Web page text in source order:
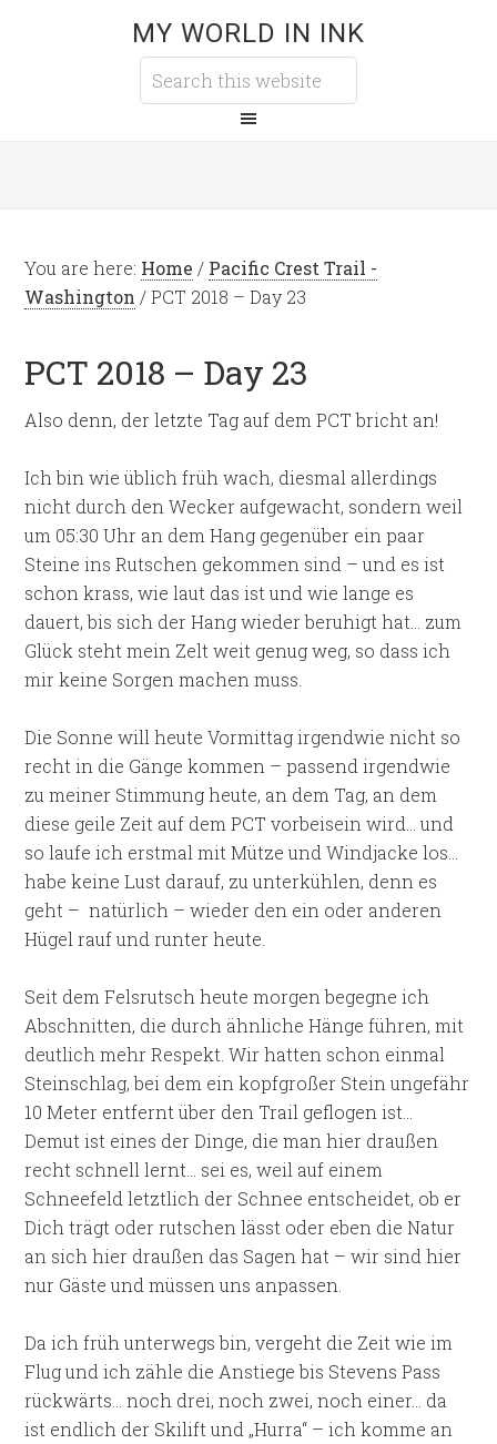
MY WORLD IN INK
You are here: Home / Pacific Crest Trail -
Washington /PCT 2018 – Day 23
PCT 2018 – Day 23
Also denn, der letzte Tag auf dem PCT bricht an!
Ich bin wie üblich früh wach, diesmal allerdings
nicht durch den Wecker aufgewacht, sondern weil
um 05:30 Uhr an dem Hang gegenüber ein paar
Steine ins Rutschen gekommen sind – und es ist
schon krass, wie laut das ist und wie lange es
dauert, bis sich der Hang wieder beruhigt hat… zum
Glück steht mein Zelt weit genug weg, so dass ich
mir keine Sorgen machen muss.
Die Sonne will heute Vormittag irgendwie nicht so
recht in die Gänge kommen – passend irgendwie
zu meiner Stimmung heute, an dem Tag, an dem
diese geile Zeit auf dem PCT vorbeisein wird… und
so laufe ich erstmal mit Mütze und Windjacke los…
habe keine Lust darauf, zu unterkühlen, denn es
geht – natürlich – wieder den ein oder anderen
Hügel rauf und runter heute.
Seit dem Felsrutsch heute morgen begegne ich
Abschnitten, die durch ähnliche Hänge führen, mit
deutlich mehr Respekt. Wir hatten schon einmal
Steinschlag, bei dem ein kopfgroßer Stein ungefähr
10 Meter entfernt über den Trail geflogen ist…
Demut ist eines der Dinge, die man hier draußen
recht schnell lernt… sei es, weil auf einem
Schneefeld letztlich der Schnee entscheidet, ob er
Dich trägt oder rutschen lässt oder eben die Natur
an sich hier draußen das Sagen hat – wir sind hier
nur Gäste und müssen uns anpassen.
Da ich früh unterwegs bin, vergeht die Zeit wie im
Flug und ich zähle die Anstiege bis Stevens Pass
rückwärts… noch drei, noch zwei, noch einer… da
ist endlich der Skilift und „Hurra“ – ich komme an